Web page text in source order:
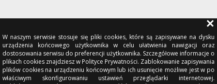
W naszym serwisie stosuje się pliki cookies, które są zapisywane na dysku
urządzenia końcowego użytkownika w celu ułatwienia nawigacji oraz
dostosowania serwisu do preferencji użytkownika. Szczegółowe informacje o
plikach cookies znajdziesz w Polityce Prywatności. Zablokowanie zapisywania
plików cookies na urządzeniu końcowym lub ich usunięcie możliwe jest w po
właściwym skonfigurowaniu ustawień przeglądarki internetowej.